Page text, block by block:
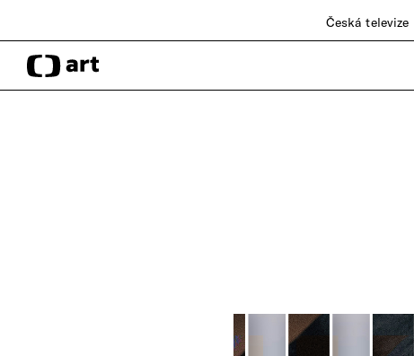
Česká televize